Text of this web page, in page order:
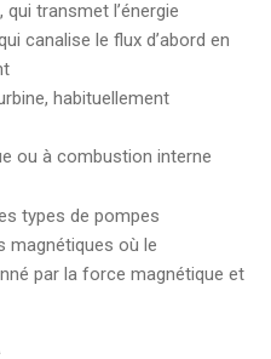
transmet l’énergie
canalise le flux d’abord en
habituellement
ou à combustion interne
types de pompes
magnétiques où le
par la force magnétique et